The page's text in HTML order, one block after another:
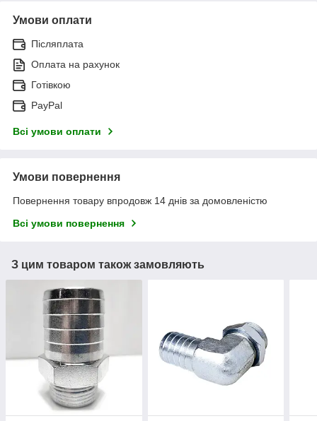
Умови оплати
Післяплата
Оплата на рахунок
Готівкою
PayPal
Всі умови оплати
Умови повернення
Повернення товару впродовж 14 днів за домовленістю
Всі умови повернення
З цим товаром також замовляють